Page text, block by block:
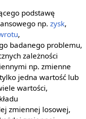
podstawę
np.zysk,
,
badanego problemu,
zależności
np. zmienne
jedna wartość lub
wartości,
zmiennej losowej,